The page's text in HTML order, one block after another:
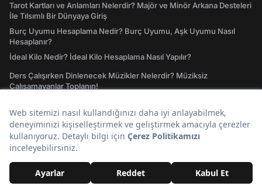
Tarot Kartları ve Anlamları Nelerdir? Majör ve Minör Arkana Desteleri
İle Tılsımlı Bir Dünyaya Giriş
Burç Uyumu Hesaplama Nedir? Burç Uyumu, Aşk Uyumu Nasıl
Hesaplanır?
İdeal Kilo Nedir? İdeal Kilo Hesaplama Nasıl Yapılır?
Ders Çalışırken Dinlenecek Müzikler Nelerdir? Müziksiz
Çalışamayanlar Toplanın!
41 Ülkenin Bayrakları ve Ülke Bayraklarının Anlamları
GTA San Andreas Hileleri! Oynamaya Doyamayanlar İçin Güncel San
Andreas Şifreleri
IQ Testi: IQ'unuzun Kaç Olduğunu Merak Ettiniz mi?